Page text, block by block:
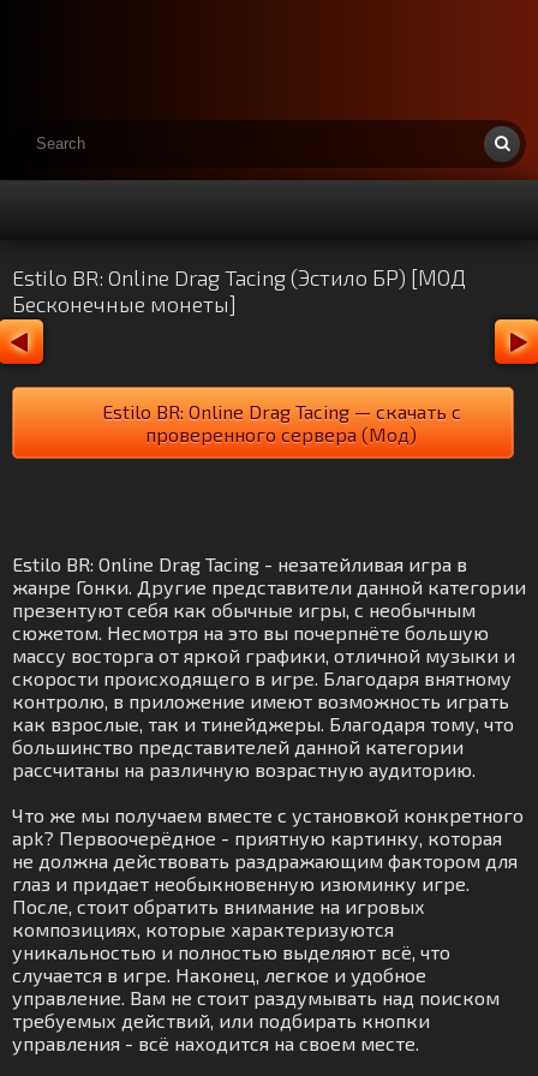
Estilo BR: Online Drag Tacing (Эстило БР) [МОД
Бесконечные монеты]
Estilo BR: Online Drag Tacing — скачать с
проверенного сервера (Мод)
Estilo BR: Online Drag Tacing - незатейливая игра в
жанре Гонки. Другие представители данной категории
презентуют себя как обычные игры, с необычным
сюжетом. Несмотря на это вы почерпнёте большую
массу восторга от яркой графики, отличной музыки и
скорости происходящего в игре. Благодаря внятному
контролю, в приложение имеют возможность играть
как взрослые, так и тинейджеры. Благодаря тому, что
большинство представителей данной категории
рассчитаны на различную возрастную аудиторию.
Что же мы получаем вместе с установкой конкретного
apk? Первоочерёдное - приятную картинку, которая
не должна действовать раздражающим фактором для
глаз и придает необыкновенную изюминку игре.
После, стоит обратить внимание на игровых
композициях, которые характеризуются
уникальностью и полностью выделяют всё, что
случается в игре. Наконец, легкое и удобное
управление. Вам не стоит раздумывать над поиском
требуемых действий, или подбирать кнопки
управления - всё находится на своем месте.